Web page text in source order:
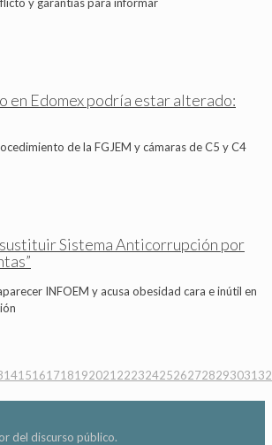
y garantías para informar
en Edomex podría estar alterado:
de la FGJEM y cámaras de C5 y C4
Sistema Anticorrupción por
INFOEM y acusa obesidad cara e inútil en
1415161718192021 22232425262728293031 32
del discurso público.